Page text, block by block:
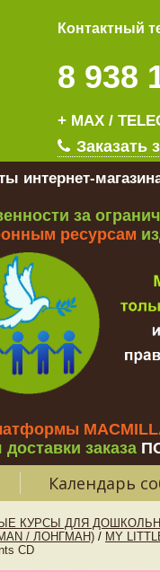
Контактный
8 938
+ MAX /
Заказать
за
ресурсам
заказа
Календарь
КУРСЫ ДЛЯ
/ ЛОНГМАН) / MY
CD